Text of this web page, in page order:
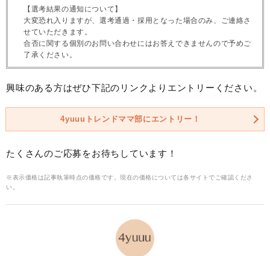
【選考結果の通知について】
大変恐れ入りますが、選考通過・採用となった場合のみ、ご連絡さ
せていただきます。
合否に関する個別のお問い合わせにはお答えできませんので予めご
了承ください。
興味のある方はぜひ下記のリンクよりエントリーください。
4yuuuトレンドママ部にエントリー！
たくさんのご応募をお待ちしています！
※表示価格は記事執筆時点の価格です。現在の価格については各サイトでご確認くださ
い。